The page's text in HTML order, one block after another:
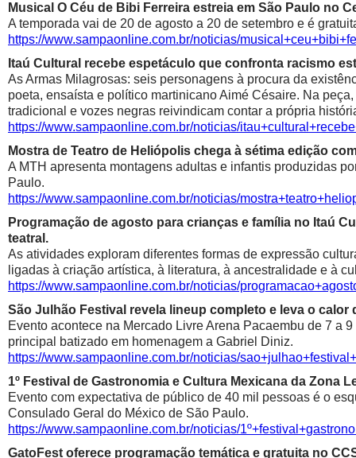
Musical O Céu de Bibi Ferreira estreia em São Paulo no
A temporada vai de 20 de agosto a 20 de setembro e é
https://www.sampaonline.com.br/noticias/
Itaú Cultural recebe espetáculo que confronta racismo
As Armas Milagrosas: seis personagens à procura da
poeta, ensaísta e político martinicano Aimé Césaire. Na
tradicional e vozes negras reivindicam contar a própria
https://www.sampaonline.com.br/noticias/
Mostra de Teatro de Heliópolis chega à sétima edição
A MTH apresenta montagens adultas e infantis produzidas
Paulo.
https://www.sampaonline.com.br/noticias/
Programação de agosto para crianças e família no Itaú
teatral.
As atividades exploram diferentes formas de expressão
ligadas à criação artística, à literatura, à ancestralidade e à
https://www.sampaonline.com.br/noticias/
São Julhão Festival revela lineup completo e leva o calor
Evento acontece na Mercado Livre Arena Pacaembu de 7 a
principal batizado em homenagem a Gabriel Diniz.
https://www.sampaonline.com.br/noticias/
1º Festival de Gastronomia e Cultura Mexicana da Zona
Evento com expectativa de público de 40 mil pessoas é o
Consulado Geral do México de São Paulo.
https://www.sampaonline.com.br/noticias/
GatoFest oferece programação temática e gratuita no